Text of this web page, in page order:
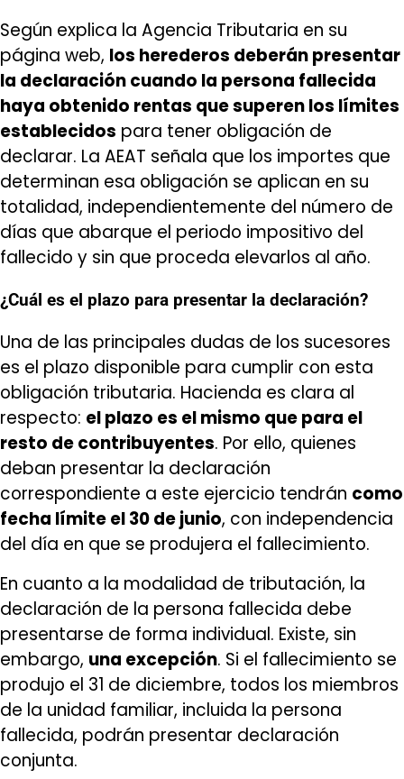
Según explica la Agencia Tributaria en su
página web, los herederos deberán presentar
la declaración cuando la persona fallecida
haya obtenido rentas que superen los límites
establecidos para tener obligación de
declarar. La AEAT señala que los importes que
determinan esa obligación se aplican en su
totalidad, independientemente del número de
días que abarque el periodo impositivo del
fallecido y sin que proceda elevarlos al año.
¿Cuál es el plazo para presentar la declaración?
Una de las principales dudas de los sucesores
es el plazo disponible para cumplir con esta
obligación tributaria. Hacienda es clara al
respecto: el plazo es el mismo que para el
resto de contribuyentes. Por ello, quienes
deban presentar la declaración
correspondiente a este ejercicio tendrán como
fecha límite el 30 de junio, con independencia
del día en que se produjera el fallecimiento.
En cuanto a la modalidad de tributación, la
declaración de la persona fallecida debe
presentarse de forma individual. Existe, sin
embargo, una excepción. Si el fallecimiento se
produjo el 31 de diciembre, todos los miembros
de la unidad familiar, incluida la persona
fallecida, podrán presentar declaración
conjunta.